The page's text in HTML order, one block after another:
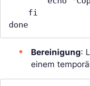
done
Bereinigung:
einem